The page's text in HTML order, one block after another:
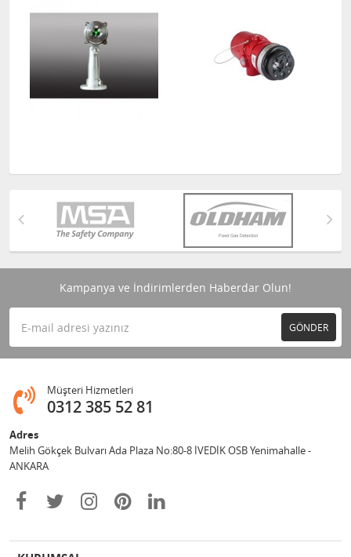
Kampanya ve İndirimlerden Haberdar Olun!
GÖNDER
Müşteri Hizmetleri
0312 385 52 81
Adres
Melih Gökçek Bulvarı Ada Plaza No:80-8 İVEDİK OSB Yenimahalle -
ANKARA